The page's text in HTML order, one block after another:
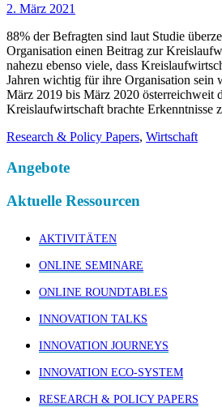
2. März 2021
88% der Befragten sind laut Studie
Organisation einen Beitrag zur
nahezu ebenso viele, dass
Jahren wichtig für ihre Organisation sein
März 2019 bis März 2020 österreichweit
Kreislaufwirtschaft brachte Erkenntnisse
Research & Policy Papers, Wirtschaft
Angebote
Aktuelle Ressourcen
AKTIVITÄTEN
ONLINE SEMINARE
ONLINE ROUNDTABLES
INNOVATION TALKS
INNOVATION JOURNEYS
INNOVATION ECO-SYSTEM
RESEARCH & POLICY PAPERS